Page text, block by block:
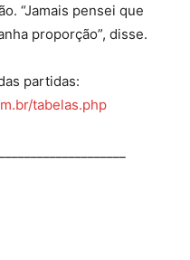
“Jamais pensei que
proporção”, disse.
partidas:
tabelas.php